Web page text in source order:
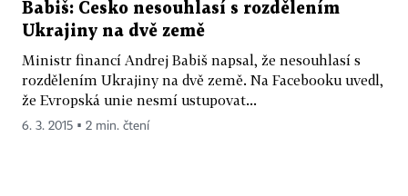
Babiš: Česko nesouhlasí s rozdělením
Ukrajiny na dvě země
Ministr financí Andrej Babiš napsal, že nesouhlasí s
rozdělením Ukrajiny na dvě země. Na Facebooku uvedl,
že Evropská unie nesmí ustupovat...
6. 3. 2015 ▪ 2 min. čtení